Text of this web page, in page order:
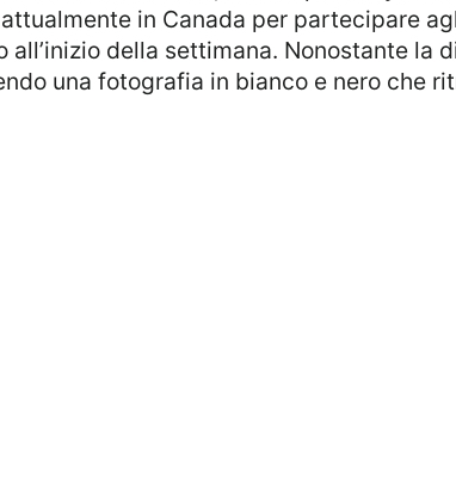
in Canada per partecipare
all’inizio della settimana. Nonostante
una fotografia in bianco e nero che